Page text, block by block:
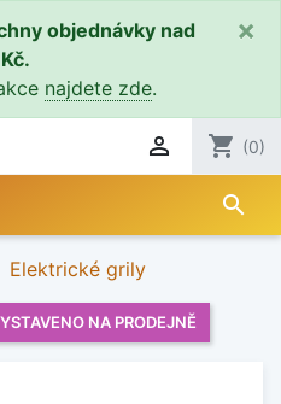
objednávky nad
najdete zde.
×
 shopping_cart (0)
search
Elektrické grily
NA PRODEJNĚ